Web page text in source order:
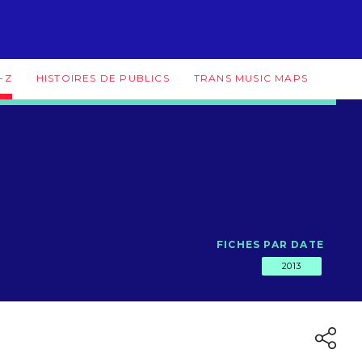
Z HISTOIRES DE PUBLICS TRANS MUSIC MAPS
FICHES PAR DATE
2013